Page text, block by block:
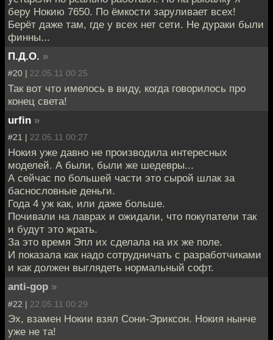
беру Нокию 7650. По ёмкости заруливает всех!
Берёт даже там, где у всех нет сети. Не дураки были
финны...
П.Д.О. »
#20 | 22.05.11 00:25
Так вот что имелось в виду, когда говорилось про
конец света!
urfin »
#21 | 22.05.11 00:27
Нокия уже давно не производила интересных
моделей. А были, были же шедевры...
А сейчас по большей части это сырой шлак за
баснословные деньги.
Года 4 уж как, или даже больше.
Почивали на лаврах и ожидали, что покупатели так
и будут это жрать.
За это время Эпл их сделала на их же поле.
И показала как надо сотрудничать с разработчиками
и как должен выглядеть нормальный софт.
anti-gop »
#22 | 22.05.11 00:29
Эх, взамен Нокии взял Сони-Эриксон. Нокия нынче
уже не та!